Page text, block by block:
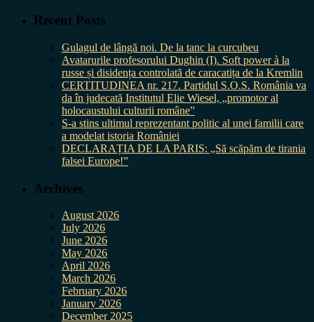
Recent Posts
Gulagul de lângă noi. De la tanc la curcubeu
Avatarurile profesorului Dughin (I). Soft power à la
russe și disidența controlată de caracatița de la Kremlin
CERTITUDINEA nr. 217. Partidul S.O.S. România va
da în judecată Institutul Elie Wiesel, „promotor al
holocaustului culturii române”
S-a stins ultimul reprezentant politic al unei familii care
a modelat istoria României
DECLARAȚIA DE LA PARIS: „Să scăpăm de tirania
falsei Europe!”
Archives
August 2026
July 2026
June 2026
May 2026
April 2026
March 2026
February 2026
January 2026
December 2025